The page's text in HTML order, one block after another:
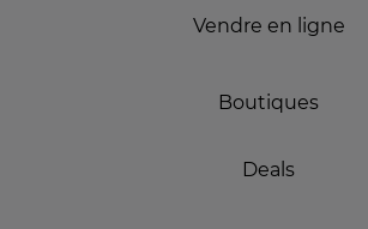
Vendre en ligne
Boutiques
Deals